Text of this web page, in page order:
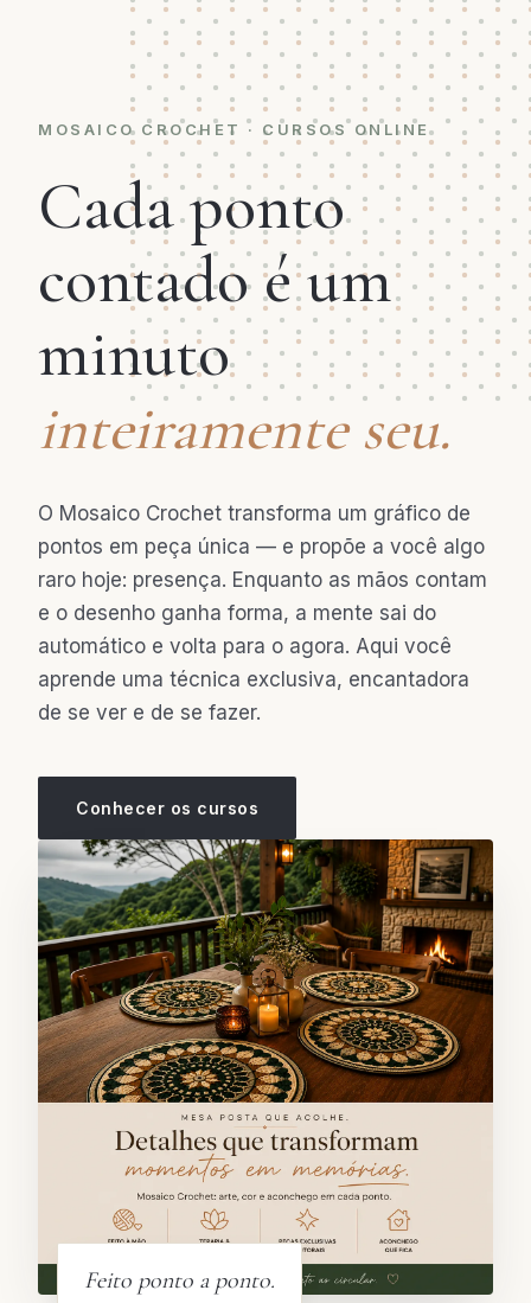
MOSAICO CROCHET · CURSOS ONLINE
Cada ponto
contado é um
minuto
inteiramente seu.
O Mosaico Crochet transforma um gráfico de
pontos em peça única — e propõe a você algo
raro hoje: presença. Enquanto as mãos contam
e o desenho ganha forma, a mente sai do
automático e volta para o agora. Aqui você
aprende uma técnica exclusiva, encantadora
de se ver e de se fazer.
Conhecer os cursos
Feito ponto a ponto.